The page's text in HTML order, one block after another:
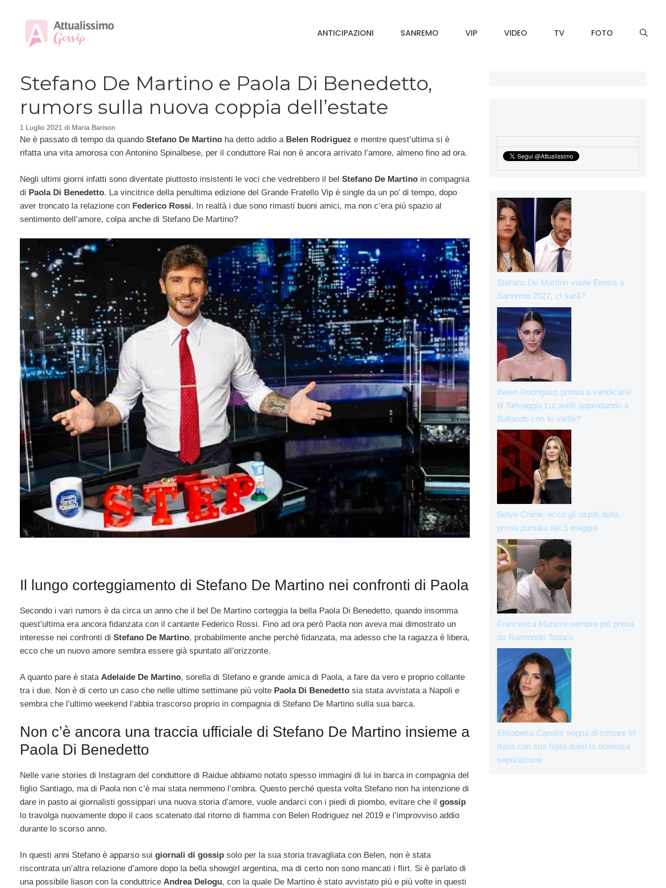
contenuto
ANTICIPAZIONI SANREMO VIP VIDEO TV FOTO
Stefano De Martino e Paola Di Benedetto,
rumors sulla nuova coppia dell’estate
1 Luglio 2021 di Maria Barison
Ne è passato di tempo da quando Stefano De Martino ha detto addio aBelen Rodriguez e mentre quest’ultima si è
rifatta una vita amorosa con Antonino Spinalbese, per il conduttore Rai non è ancora arrivato l’amore, almeno fino ad ora.
Negli ultimi giorni infatti sono diventate piuttosto insistenti le voci che vedrebbero il bel Stefano De Martino in compagnia
di Paola Di Benedetto. La vincitrice della penultima edizione del Grande Fratello Vip è single da un po’ di tempo, dopo
aver troncato la relazione con Federico Rossi. In realtà i due sono rimasti buoni amici, ma non c’era più spazio al
sentimento dell’amore, colpa anche di Stefano De Martino?
Il lungo corteggiamento di Stefano De Martino nei confronti di Paola
Secondo i vari rumors è da circa un anno che il bel De Martino corteggia la bella Paola Di Benedetto, quando insomma
quest’ultima era ancora fidanzata con il cantante Federico Rossi. Fino ad ora però Paola non aveva mai dimostrato un
interesse nei confronti di Stefano De Martino, probabilmente anche perché fidanzata, ma adesso che la ragazza è libera,
ecco che un nuovo amore sembra essere già spuntato all’orizzonte.
A quanto pare è stata Adelaide De Martino, sorella di Stefano e grande amica di Paola, a fare da vero e proprio collante
tra i due. Non è di certo un caso che nelle ultime settimane più volte Paola Di Benedetto sia stata avvistata a Napoli e
sembra che l’ultimo weekend l’abbia trascorso proprio in compagnia di Stefano De Martino sulla sua barca.
Non c’è ancora una traccia ufficiale di Stefano De Martino insieme a
Paola Di Benedetto
Nelle varie stories di Instagram del conduttore di Raidue abbiamo notato spesso immagini di lui in barca in compagnia del
figlio Santiago, ma di Paola non c’è mai stata nemmeno l’ombra. Questo perché questa volta Stefano non ha intenzione di
dare in pasto ai giornalisti gossippari una nuova storia d’amore, vuole andarci con i piedi di piombo, evitare che il gossip
lo travolga nuovamente dopo il caos scatenato dal ritorno di fiamma con Belen Rodriguez nel 2019 e l’improvviso addio
durante lo scorso anno.
In questi anni Stefano è apparso sui giornali di gossip solo per la sua storia travagliata con Belen, non è stata
riscontrata un’altra relazione d’amore dopo la bella showgirl argentina, ma di certo non sono mancati i flirt. Si è parlato di
una possibile liason con la conduttrice Andrea Delogu, con la quale De Martino è stato avvistato più e più volte in questi
Stefano De Martino vuole Emma a
Sanremo 2027, ci sarà?
Belen Rodriguez pronta a vendicarsi
di Selvaggia Lucarelli approdando a
Ballando con le stelle?
Belve Crime, ecco gli ospiti della
prima puntata del 5 maggio
Francesca Manzini sempre più presa
da Raimondo Todaro
Elisabetta Canalis sogna di tornare in
Italia con sua figlia dopo la dolorosa
separazione